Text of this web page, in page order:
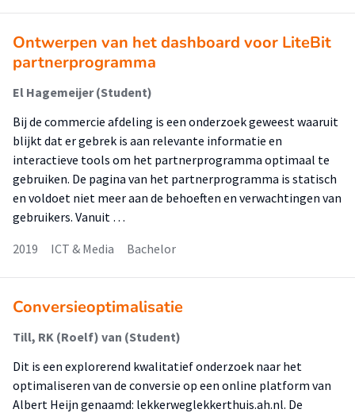
Ontwerpen van het dashboard voor LiteBit
partnerprogramma
El Hagemeijer (Student)
Bij de commercie afdeling is een onderzoek geweest waaruit
blijkt dat er gebrek is aan relevante informatie en
interactieve tools om het partnerprogramma optimaal te
gebruiken. De pagina van het partnerprogramma is statisch
en voldoet niet meer aan de behoeften en verwachtingen van
gebruikers. Vanuit …
2019
ICT & Media Bachelor
Conversieoptimalisatie
Till, RK (Roelf) van (Student)
Dit is een explorerend kwalitatief onderzoek naar het
optimaliseren van de conversie op een online platform van
Albert Heijn genaamd: lekkerweglekkerthuis.ah.nl. De